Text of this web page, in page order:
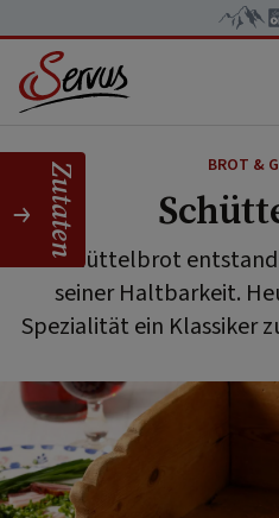
BROT &
Schüttelbrot
seiner Haltbarkeit.
Spezialität ein Klassiker
Zutaten